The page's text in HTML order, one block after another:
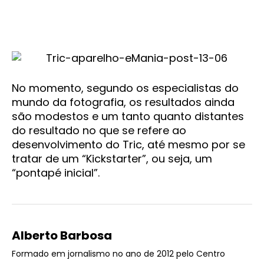
No momento, segundo os especialistas do
mundo da fotografia, os resultados ainda
são modestos e um tanto quanto distantes
do resultado no que se refere ao
desenvolvimento do Tric, até mesmo por se
tratar de um “Kickstarter”, ou seja, um
“pontapé inicial”.
Alberto Barbosa
Formado em jornalismo no ano de 2012 pelo Centro